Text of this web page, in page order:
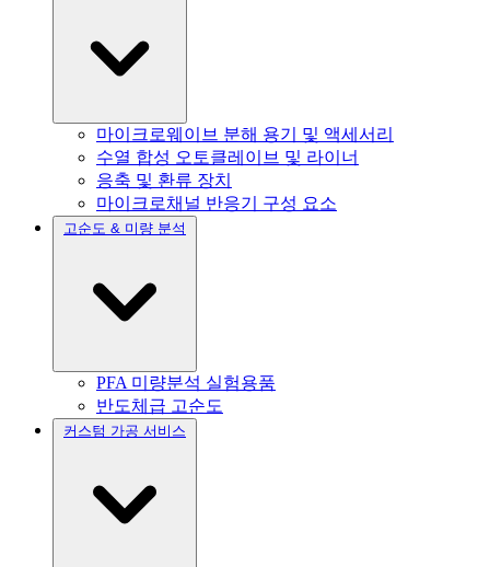
마이크로웨이브 분해 용기 및 액세서리
수열 합성 오토클레이브 및 라이너
응축 및 환류 장치
마이크로채널 반응기 구성 요소
고순도 & 미량 분석
PFA 미량분석 실험용품
반도체급 고순도
커스텀 가공 서비스